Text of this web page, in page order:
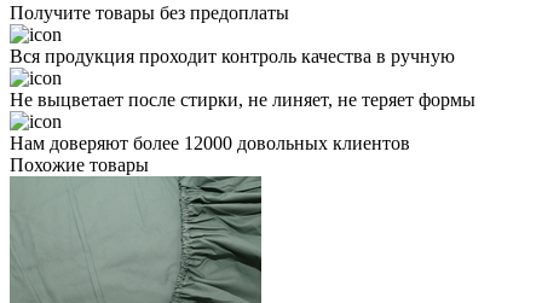
Получите товары без предоплаты
Вся продукция проходит контроль качества в ручную
Не выцветает после стирки, не линяет, не теряет формы
Нам доверяют более 12000 довольных клиентов
Похожие товары